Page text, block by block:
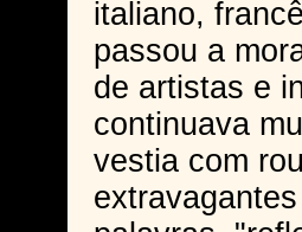
italiano,
passou a
de artistas e
continuava
vestia com